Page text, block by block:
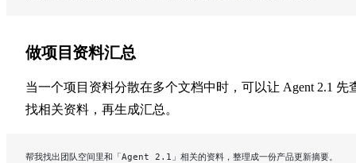
做项目资料汇总
当一个项目资料分散在多个文档中时，可以让 Agent 2.1 先
找相关资料，再生成汇总。
帮我找出团队空间里和「Agent 2.1」相关的资料，整理成一份产品更新摘要。